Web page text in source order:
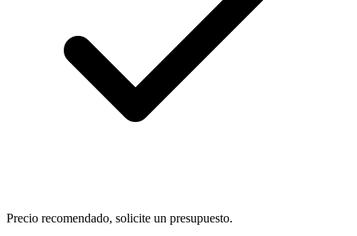
Precio recomendado, solicite un presupuesto.